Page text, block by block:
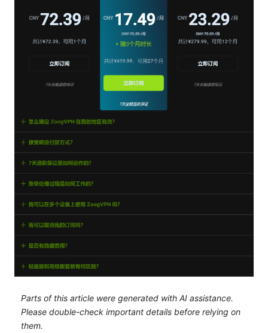
Parts of this article were generated with AI assistance.
Please double-check important details before relying on
them.